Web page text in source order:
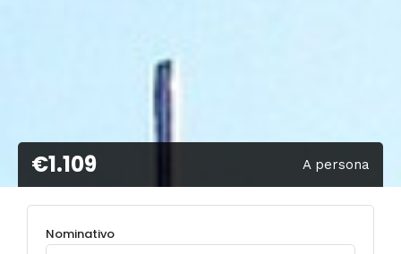
€1.109 A persona
Nominativo